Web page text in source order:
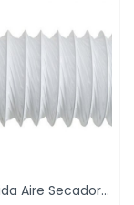
Tubo Salida Aire Secadora Ø102 mm. x 3 Metros